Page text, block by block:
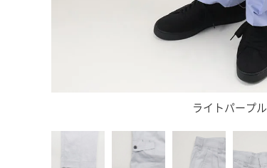
ライトパープル